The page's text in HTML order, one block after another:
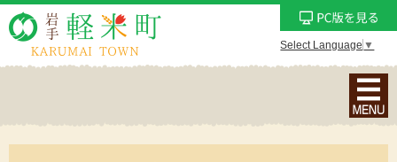
Select Language ▼
ナ
ビ